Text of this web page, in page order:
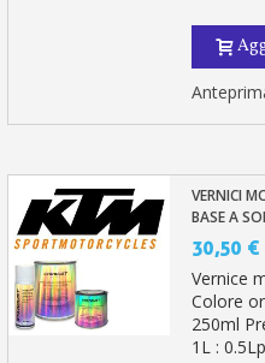
VERNICI
BASE A
30,50 €
Vernice
Colore
250ml
1L :